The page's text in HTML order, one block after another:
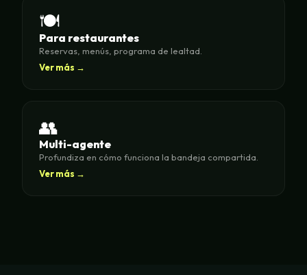
🍽️
Para restaurantes
Reservas, menús, programa de lealtad.
Ver más →
👥
Multi-agente
Profundiza en cómo funciona la bandeja compartida.
Ver más →